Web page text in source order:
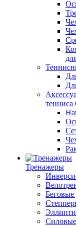
тенниса
Тренажеры